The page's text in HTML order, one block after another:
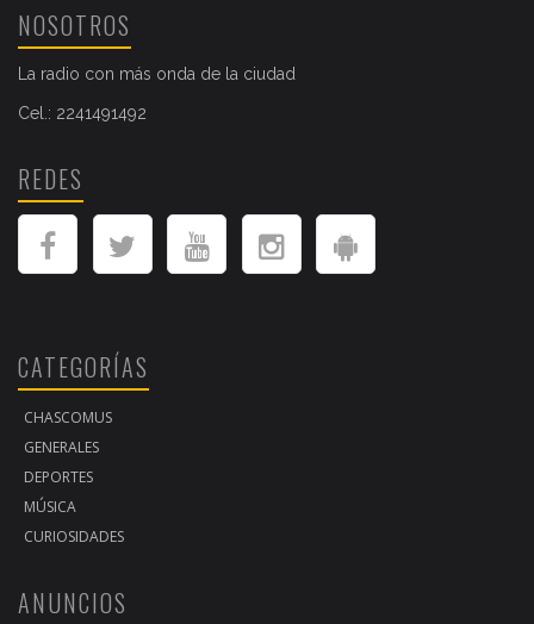
NOSOTROS
La radio con más onda de la ciudad
Cel.: 2241491492
REDES
CATEGORÍAS
CHASCOMUS
GENERALES
DEPORTES
MÚSICA
CURIOSIDADES
ANUNCIOS